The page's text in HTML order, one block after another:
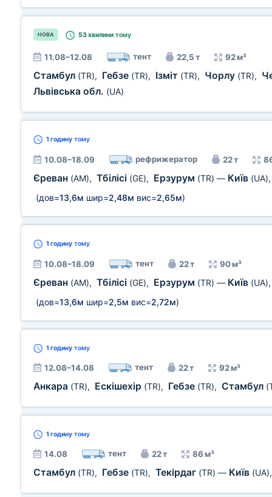
НОВА 53 хвилини тому
11.08–12.08 тент 22,5 т 92 м³
Стамбул (TR), Гебзе (TR), Ізміт (TR), Чорлу (TR),
Львівська обл. (UA)
1 годину тому
10.08–18.09 рефрижератор 22 т
Єреван (AM), Тбілісі (GE), Ерзурум (TR) — Київ (UA)
(дов=13,6м шир=2,48м вис=2,65м)
1 годину тому
10.08–18.09 тент 22 т 90 м³
Єреван (AM), Тбілісі (GE), Ерзурум (TR) — Київ (UA)
(дов=13,6м шир=2,5м вис=2,72м)
1 годину тому
12.08–14.08 тент 22 т 92 м³
Анкара (TR), Ескішехір (TR), Гебзе (TR), Стамбул
1 годину тому
14.08 тент 22 т 86 м³
Стамбул (TR), Гебзе (TR), Текірдаг (TR) — Київ (UA)